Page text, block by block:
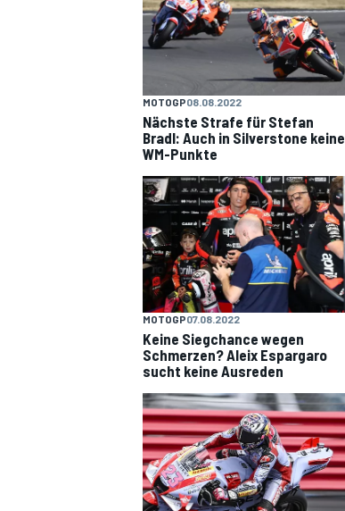
DTM
MOTOGP08.08.2022
Nächste Strafe für Stefan
Bradl: Auch in Silverstone keine
WM-Punkte
MOTOGP07.08.2022
Keine Siegchance wegen
Schmerzen? Aleix Espargaro
sucht keine Ausreden